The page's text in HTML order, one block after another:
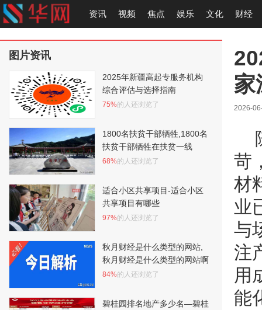
资讯 视频 焦点 娱乐 文化 财经
家
2026-
苛
材
业
与
注
用
能
图片资讯
2025年新疆高起专服务机构
综合评估与选择指南
75%的人还浏览了
1800名扶贫干部牺牲,1800名
扶贫干部牺牲在扶贫一线
68%的人还浏览了
适合小区共享项目-适合小区
共享项目有哪些
97%的人还浏览了
秋月财经是什么类型的网站,
秋月财经是什么类型的网站啊
84%的人还浏览了
碧桂园排名地产多少名—碧桂